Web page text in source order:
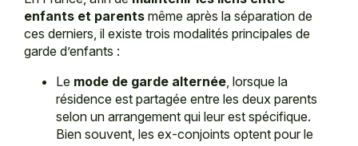
enfants et parents même après la séparation de
ces derniers, il existe trois modalités principales de
garde d’enfants :
Le mode de garde alternée, lorsque la
résidence est partagée entre les deux parents
selon un arrangement qui leur est spécifique.
Bien souvent, les ex-conjoints optent pour le